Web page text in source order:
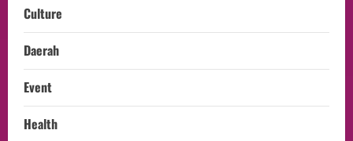
Culture
Daerah
Event
Health